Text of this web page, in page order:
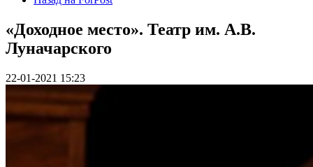
«Доходное место». Театр им. А.В.
Луначарского
22-01-2021 15:23